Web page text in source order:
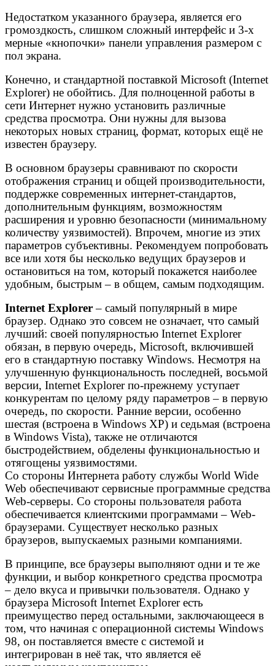
Недостатком указанного браузера, является его
громоздкость, слишком сложный интерфейс и 3-х
мерные «кнопочки» панели управления размером с
пол экрана.
Конечно, и стандартной поставкой Microsoft (Internet
Explorer) не обойтись. Для полноценной работы в
сети Интернет нужно установить различные
средства просмотра. Они нужны для вызова
некоторых новых страниц, формат, которых ещё не
известен браузеру.
В основном браузеры сравнивают по скорости
отображения страниц и общей производительности,
поддержке современных интернет-стандартов,
дополнительным функциям, возможностям
расширения и уровню безопасности (минимальному
количеству уязвимостей). Впрочем, многие из этих
параметров субъективны. Рекомендуем попробовать
все или хотя бы несколько ведущих браузеров и
остановиться на том, который покажется наиболее
удобным, быстрым – в общем, самым подходящим.
Internet Explorer– самый популярный в мире
браузер. Однако это совсем не означает, что самый
лучший: своей популярностью Internet Explorer
обязан, в первую очередь, Microsoft, включившей
его в стандартную поставку Windows. Несмотря на
улучшенную функциональность последней, восьмой
версии, Internet Explorer по-прежнему уступает
конкурентам по целому ряду параметров – в первую
очередь, по скорости. Ранние версии, особенно
шестая (встроена в Windows XP) и седьмая (встроена
в Windows Vista), также не отличаются
быстродействием, обделены функциональностью и
отягощены уязвимостями.
Со стороны Интернета работу службы World Wide
Web обеспечивают сервисные программные средства
Web-серверы. Со стороны пользователя работа
обеспечивается клиентскими программами – Web-
браузерами. Существует несколько разных
браузеров, выпускаемых разными компаниями.
В принципе, все браузеры выполняют одни и те же
функции, и выбор конкретного средства просмотра
– дело вкуса и привычки пользователя. Однако у
браузера Microsoft Internet Explorer есть
преимущество перед остальными, заключающееся в
том, что начиная с операционной системы Windows
98, он поставляется вместе с системой и
интегрирован в неё так, что является её